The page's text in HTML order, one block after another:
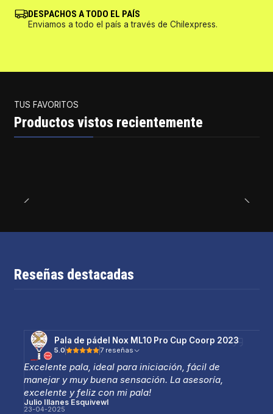
DESPACHOS A TODO EL PAÍS
Enviamos a todo el país a través de Chilexpress.
TUS FAVORITOS
Productos vistos recientemente
Reseñas destacadas
Pala de pádel Nox ML10 Pro Cup Coorp 2023
5.0 7 reseñas
Excelente pala, ideal para iniciación, fácil de
manejar y muy buena sensación. La asesoría,
excelente y feliz con mi pala!
Julio Illanes Esquivewl
23-04-2025